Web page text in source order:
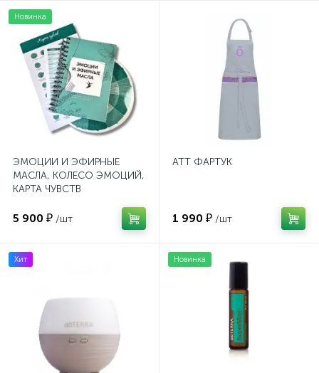
Новинка
ЭМОЦИИ И ЭФИРНЫЕ
МАСЛА, КОЛЕСО ЭМОЦИЙ,
КАРТА ЧУВСТВ
5 900 ₽ /шт
ATT ФАРТУК
1 990 ₽ /шт
Хит Новинка